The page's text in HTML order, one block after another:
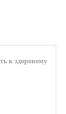
к здоровому